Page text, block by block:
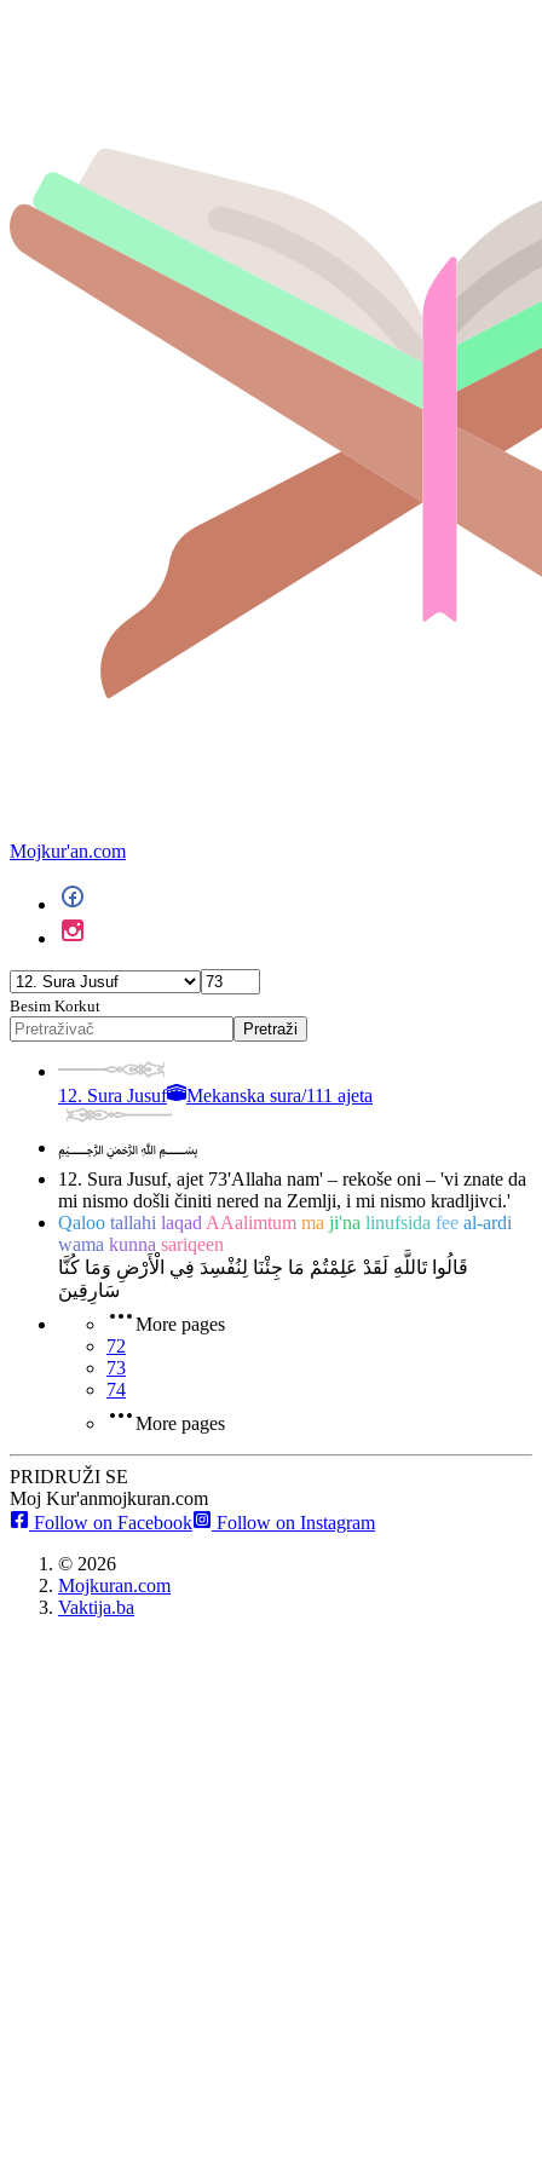
Mojkur'an.com
Besim Korkut
Pretraži
12. Sura Jusuf Mekanska sura/111 ajeta
﷽
12. Sura Jusuf, ajet 73'Allaha nam' – rekoše oni – 'vi znate da
mi nismo došli činiti nered na Zemlji, i mi nismo kradljivci.'
Qaloo tallahi laqad AAalimtum ma ji'na linufsida fee al-ardi
wama kunna sariqeen
قَالُوا تَاللَّهِ لَقَدْ عَلِمْتُمْ مَا جِئْنَا لِنُفْسِدَ فِي الْأَرْضِ وَمَا كُنَّا
سَارِقِينَ
More pages
72
73
74
More pages
PRIDRUŽI SE
Moj Kur'anmojkuran.com
Follow on Facebook
Follow on Instagram
© 2026
Mojkuran.com
Vaktija.ba